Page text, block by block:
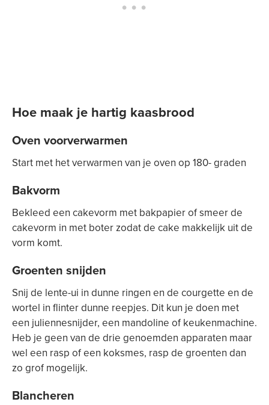
Hoe maak je hartig kaasbrood
Oven voorverwarmen
Start met het verwarmen van je oven op 180- graden
Bakvorm
Bekleed een cakevorm met bakpapier of smeer de
cakevorm in met boter zodat de cake makkelijk uit de
vorm komt.
Groenten snijden
Snij de lente-ui in dunne ringen en de courgette en de
wortel in flinter dunne reepjes. Dit kun je doen met
een juliennesnijder, een mandoline of keukenmachine.
Heb je geen van de drie genoemden apparaten maar
wel een rasp of een koksmes, rasp de groenten dan
zo grof mogelijk.
Blancheren